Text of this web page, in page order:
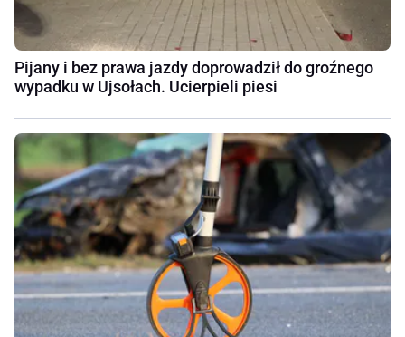
Pijany i bez prawa jazdy doprowadził do groźnego
wypadku w Ujsołach. Ucierpieli piesi